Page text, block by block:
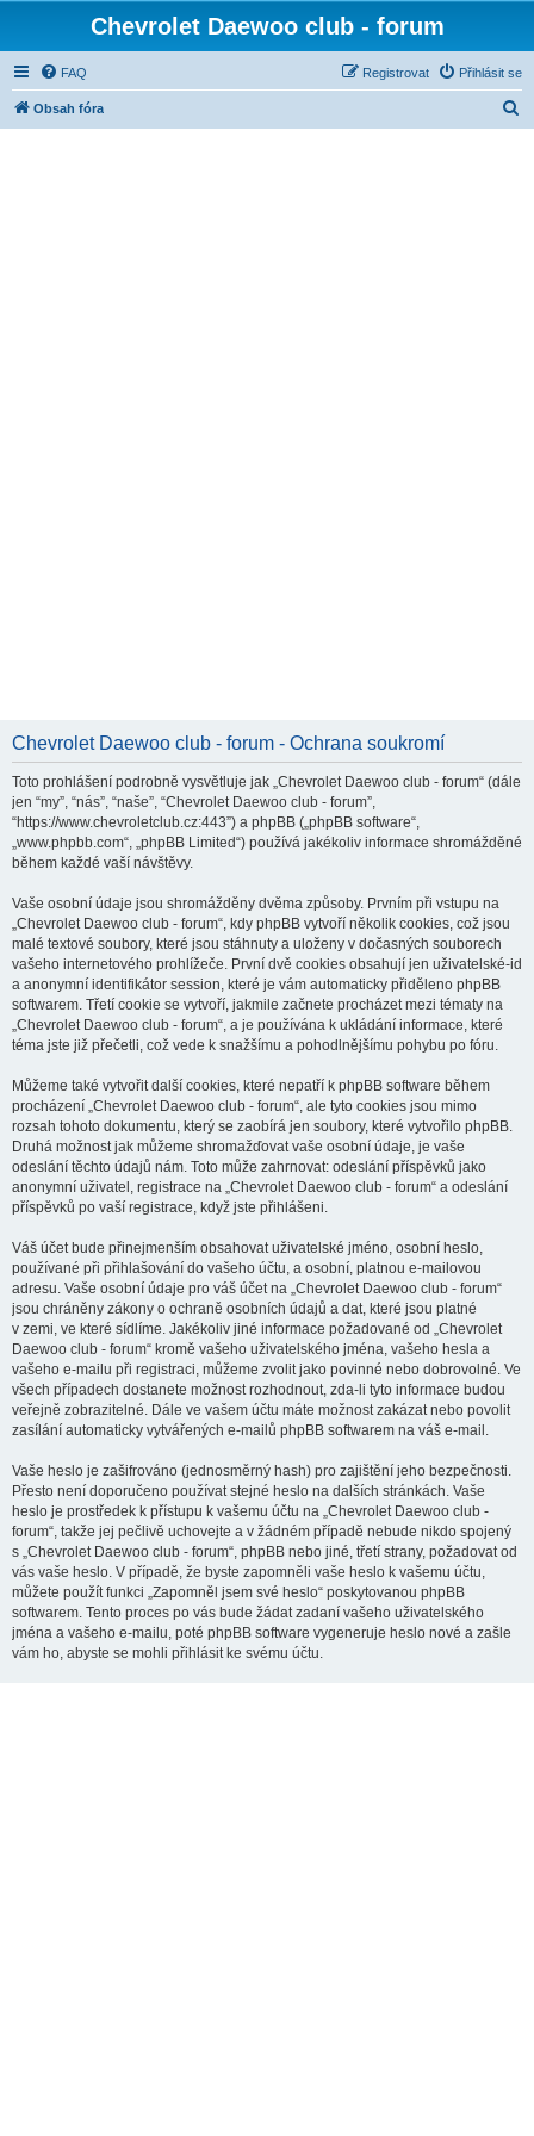
Chevrolet Daewoo club - forum
FAQ Přihlásit se
Registrovat
Obsah fóra
Chevrolet Daewoo club - forum - Ochrana soukromí
Toto prohlášení podrobně vysvětluje jak „Chevrolet Daewoo club - forum“ (dále
jen “my”, “nás”, “naše”, “Chevrolet Daewoo club - forum”,
“https://www.chevroletclub.cz:443”) a phpBB („phpBB software“,
„www.phpbb.com“, „phpBB Limited“) používá jakékoliv informace shromážděné
během každé vaší návštěvy.
Vaše osobní údaje jsou shromážděny dvěma způsoby. Prvním při vstupu na
„Chevrolet Daewoo club - forum“, kdy phpBB vytvoří několik cookies, což jsou
malé textové soubory, které jsou stáhnuty a uloženy v dočasných souborech
vašeho internetového prohlížeče. První dvě cookies obsahují jen uživatelské-id
a anonymní identifikátor session, které je vám automaticky přiděleno phpBB
softwarem. Třetí cookie se vytvoří, jakmile začnete procházet mezi tématy na
„Chevrolet Daewoo club - forum“, a je používána k ukládání informace, které
téma jste již přečetli, což vede k snažšímu a pohodlnějšímu pohybu po fóru.
Můžeme také vytvořit další cookies, které nepatří k phpBB software během
procházení „Chevrolet Daewoo club - forum“, ale tyto cookies jsou mimo
rozsah tohoto dokumentu, který se zaobírá jen soubory, které vytvořilo phpBB.
Druhá možnost jak můžeme shromažďovat vaše osobní údaje, je vaše
odeslání těchto údajů nám. Toto může zahrnovat: odeslání příspěvků jako
anonymní uživatel, registrace na „Chevrolet Daewoo club - forum“ a odeslání
příspěvků po vaší registrace, když jste přihlášeni.
Váš účet bude přinejmenším obsahovat uživatelské jméno, osobní heslo,
používané při přihlašování do vašeho účtu, a osobní, platnou e-mailovou
adresu. Vaše osobní údaje pro váš účet na „Chevrolet Daewoo club - forum“
jsou chráněny zákony o ochraně osobních údajů a dat, které jsou platné
v zemi, ve které sídlíme. Jakékoliv jiné informace požadované od „Chevrolet
Daewoo club - forum“ kromě vašeho uživatelského jména, vašeho hesla a
vašeho e-mailu při registraci, můžeme zvolit jako povinné nebo dobrovolné. Ve
všech případech dostanete možnost rozhodnout, zda-li tyto informace budou
veřejně zobrazitelné. Dále ve vašem účtu máte možnost zakázat nebo povolit
zasílání automaticky vytvářených e-mailů phpBB softwarem na váš e-mail.
Vaše heslo je zašifrováno (jednosměrný hash) pro zajištění jeho bezpečnosti.
Přesto není doporučeno používat stejné heslo na dalších stránkách. Vaše
heslo je prostředek k přístupu k vašemu účtu na „Chevrolet Daewoo club -
forum“, takže jej pečlivě uchovejte a v žádném případě nebude nikdo spojený
s „Chevrolet Daewoo club - forum“, phpBB nebo jiné, třetí strany, požadovat od
vás vaše heslo. V případě, že byste zapomněli vaše heslo k vašemu účtu,
můžete použít funkci „Zapomněl jsem své heslo“ poskytovanou phpBB
softwarem. Tento proces po vás bude žádat zadaní vašeho uživatelského
jména a vašeho e-mailu, poté phpBB software vygeneruje heslo nové a zašle
vám ho, abyste se mohli přihlásit ke svému účtu.